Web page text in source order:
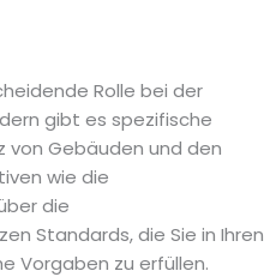
Rolle bei der
gibt es spezifische
von Gebäuden und den
wie die
die
Standards, die Sie in Ihren
Vorgaben zu erfüllen.